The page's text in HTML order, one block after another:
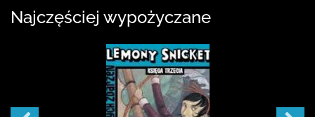
Najczęściej wypożyczane